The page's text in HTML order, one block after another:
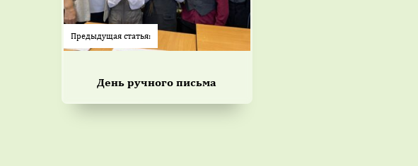
Предыдущая статья:
День ручного письма